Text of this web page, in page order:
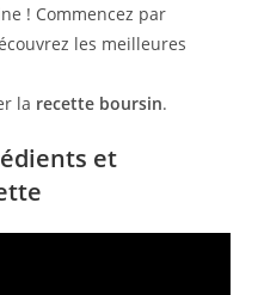
! Commencez par
les meilleures
la recette boursin.
et